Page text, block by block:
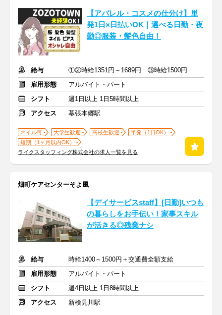
【アパレル・コスメの仕分け】単
発1日×日払いOK｜選べる日勤・夜
勤◎服装・髪色自由！
給与
①②時給1351円～1689円 ③時給1500円
雇用形態
アルバイト・パート
シフト
週1日以上 1日5時間以上
アクセス
幕張本郷駅
ネイル可 大学生歓迎 高校生歓迎
単発（1日OK）
短期（1ヶ月以内OK）
ライクスタッフィング株式会社の求人一覧を見る
畑町ケアセンターそよ風
【デイサービスstaff】[日勤]いつも
の暮らしをお手伝い！家事スキル
が活きる◎残業ナシ
給与
時給1400～1500円＋交通費全額支給
雇用形態
アルバイト・パート
シフト
週4日以上 1日8時間以上
アクセス
新検見川駅